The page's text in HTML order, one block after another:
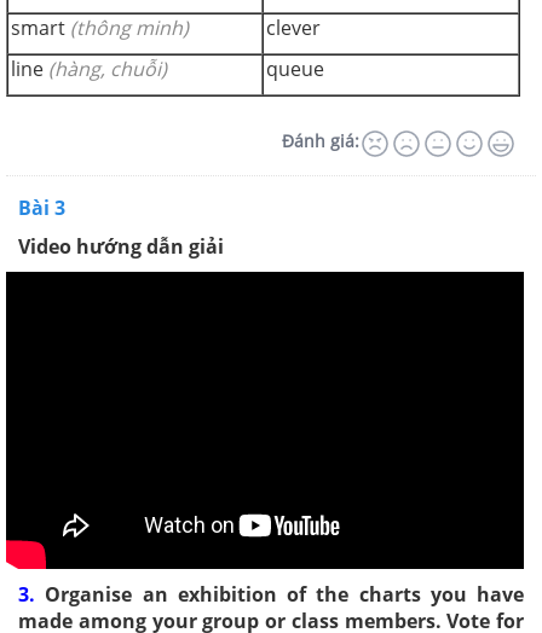
smart (thông minh)
clever
line (hàng, chuỗi) queue
Đánh giá:
Bài 3
Video hướng dẫn giải
3. Organise an exhibition of the charts you have
made among your group or class members. Vote for